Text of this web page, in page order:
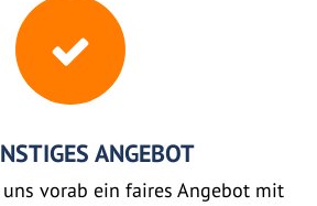
ANGEBOT
vorab ein faires Angebot mit